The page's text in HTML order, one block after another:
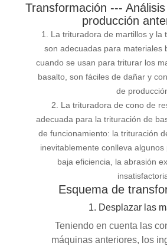
Transformación ---
producción
1. La trituradora de martillos y la
son adecuadas para materiales
cuando se usan para triturar los
basalto, son fáciles de dañar y
de
2. La trituradora de cono de
adecuada para la trituración de
de funcionamiento: la trituración
inevitablemente conlleva
baja eficiencia, la abrasión
Esquema de
1. Desplazar las
Teniendo en cuenta las
máquinas anteriores, los